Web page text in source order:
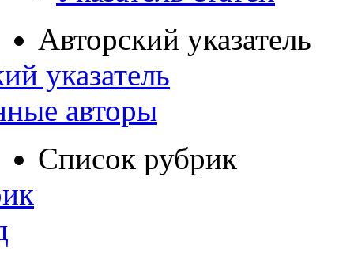
Авторский указатель
указатель
авторы
Список рубрик